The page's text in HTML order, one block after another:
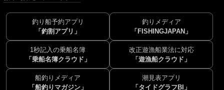
釣り船予約アプリ
「釣割アプリ」
釣りメディア
「FISHINGJAPAN」
1秒記入の乗船名簿
「乗船名簿クラウド」
改正遊漁船業法に対応
「遊漁船クラウド」
船釣りメディア
「船釣りマガジン」
潮見表アプリ
「タイドグラフBI」